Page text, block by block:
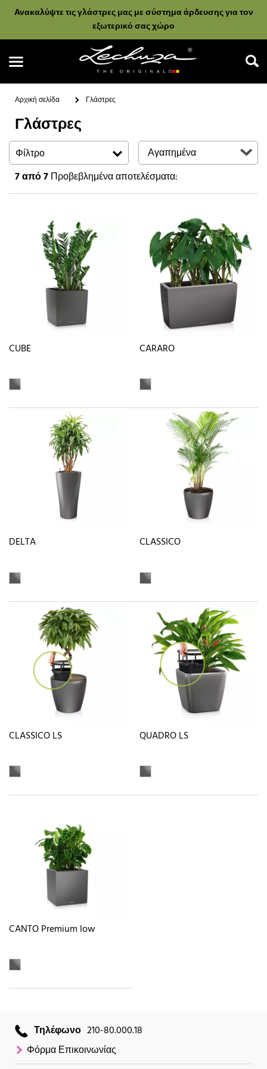
Ανακαλύψτε τις γλάστρες μας με σύστημα άρδευσης για τον
εξωτερικό σας χώρο
Αναζήτηση
Αρχική σελίδα Γλάστρες
Γλάστρες
Φίλτρο
7από 7Προβεβλημένα αποτελέσματα:
CUBE CARARO
DELTA CLASSICO
CLASSICO LS QUADRO LS
CANTO Premium low
Τηλέφωνο 210-80.000.18
Φόρμα Επικοινωνίας